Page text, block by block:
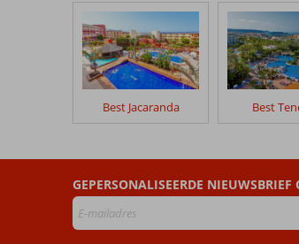
klanten
geschreven
na
hun
verblijf
Tenerife
View
(ex.
Best Jacaranda Best
GEPERSONALISEERDE